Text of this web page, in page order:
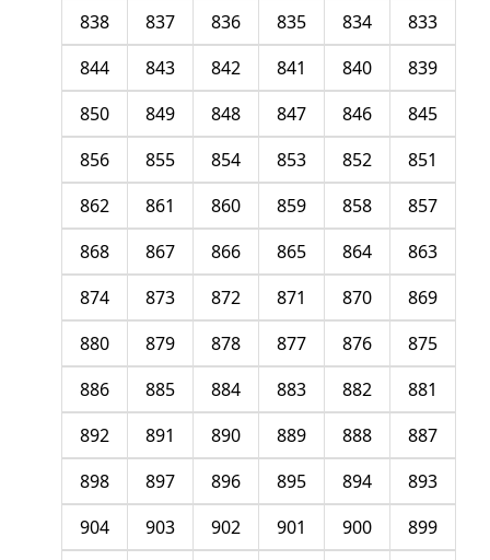
833
834
835
836
837
838
839
840
841
842
843
844
845
846
847
848
849
850
851
852
853
854
855
856
857
858
859
860
861
862
863
864
865
866
867
868
869
870
871
872
873
874
875
876
877
878
879
880
881
882
883
884
885
886
887
888
889
890
891
892
893
894
895
896
897
898
899
900
901
902
903
904